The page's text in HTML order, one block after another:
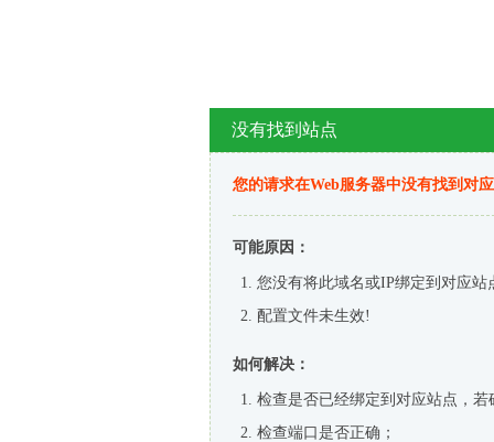
没有找到站点
您的请求在Web服务器中没有找到对
可能原因：
您没有将此域名或IP绑定到对应站
配置文件未生效!
如何解决：
检查是否已经绑定到对应站点，
检查端口是否正确；